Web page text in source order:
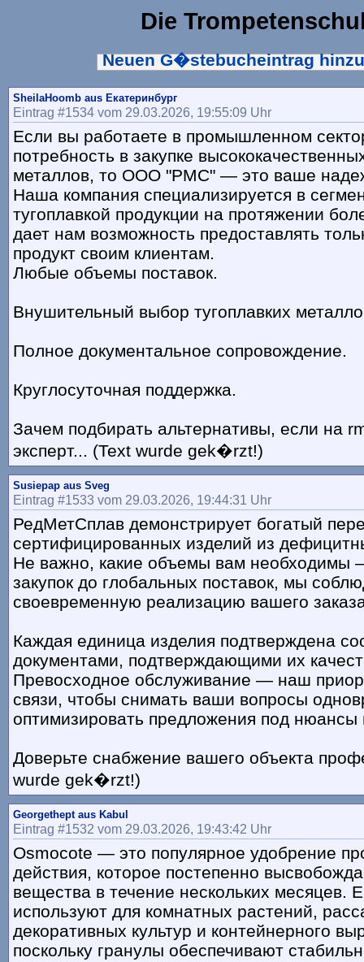
Die
Neuen G�stebucheintrag
SheilaHoomb aus Екатеринбург
Eintrag #1534 vom 29.03.2026, 19:55:09 Uhr
Если вы работаете в промышленном
потребность в закупке
металлов, то ООО "РМС" — это ваше
Наша компания специализируется в
тугоплавкой продукции на протяжении
дает нам возможность предоставлять
продукт своим клиентам.
Любые объемы поставок.
Внушительный выбор тугоплавких
Полное документальное сопровождение.
Круглосуточная поддержка.
Зачем подбирать альтернативы, если на
эксперт... (Text wurde gek�rzt!)
Susiepap aus Sveg
Eintrag #1533 vom 29.03.2026, 19:44:31 Uhr
РедМетСплав демонстрирует богатый
сертифицированных изделий из
Не важно, какие объемы вам необходимы
закупок до глобальных поставок, мы
своевременную реализацию вашего
Каждая единица изделия подтверждена
документами, подтверждающими их
Превосходное обслуживание — наш
связи, чтобы снимать ваши вопросы
оптимизировать предложения под нюансы
Доверьте снабжение вашего объекта
wurde gek�rzt!)
Georgethept aus Kabul
Eintrag #1532 vom 29.03.2026, 19:43:42 Uhr
Osmocote — это популярное удобрение
действия, которое постепенно
вещества в течение нескольких месяцев.
используют для комнатных растений,
декоративных культур и контейнерного
поскольку гранулы обеспечивают